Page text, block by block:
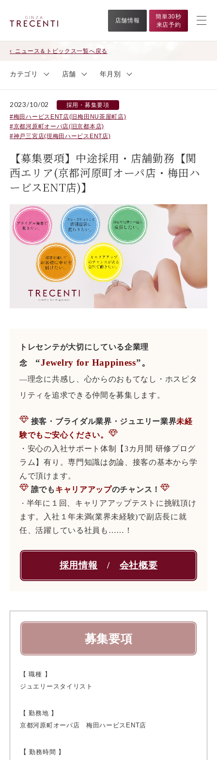
店舗情報
簡単30秒
来店予約
ニュース＆トピックス一覧へ戻る
カテゴリ 店舗 年月別
2023/10/02
採用・募集要項
梅田ハービスENT店(旧梅田NU茶屋町店)
京都河原町オーパ店(旧京都本店)
神戸三宮店(現梅田ハービスENT店)
【募集要項】中途採用・店舗勤務【関
西エリア(京都河原町オーパ店・梅田ハ
ービスENT店)】
トレセンテが大切にしている企業理
念 “Jewelry for Happiness”。
―理念に共感し、心からのおもてなし・ホスピタ
リティを追求できる仲間を募集します。
接客・ブライダル業界・ジュエリー業界未経
験でもご安心ください。
・安心の入社サポート体制【3カ月間 研修プログ
ラム】有り。専門知識は勿論、接客の基本から学
んで頂けます。
誰でも キャリアアップのチャンス！
・ 半年に１回、キャリアアップテストに挑戦頂け
ます。入社１年未満(業界未経験)で副店長に就
任、活躍している社員も……！
採用情報 / 会社概要
募集要項
【 職種 】
ジュエリースタイリスト
【 勤務地 】
京都河原町オーパ店 梅田ハービスENT店
【勤務時間 】